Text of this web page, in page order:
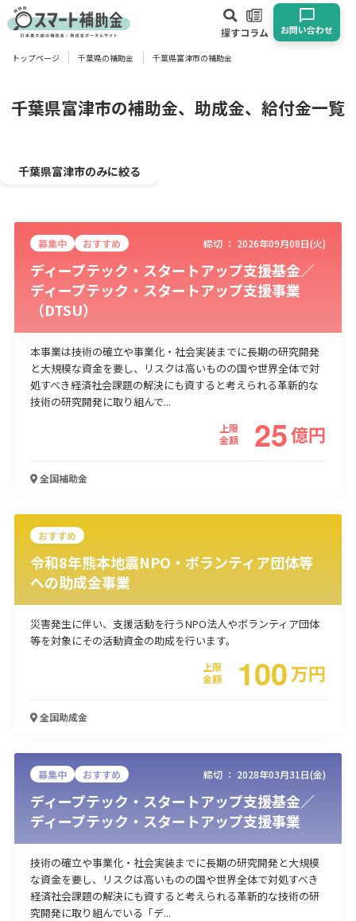
探すコラム お問い合わせ
対象
物流・運輸業 製造業 情報通信業 卸売･小売業
飲食業
建設･不動産業
宿泊･旅館業
その他
使い道
経営改善・経営強化 販路拡大
特許・知的財産
環境・省エネ
受付中のみ
トップページ 千葉県の補助金 千葉県富津市の補助金
千葉県富津市の補助金、助成金、給付金一覧
千葉県富津市のみに絞る
募集中 おすすめ 締切 ： 2026年09月08日(火)
ディープテック・スタートアップ支援基金／
ディープテック・スタートアップ支援事業
（DTSU）
本事業は技術の確立や事業化・社会実装までに長期の研究開発
と大規模な資金を要し、リスクは高いものの国や世界全体で対
処すべき経済社会課題の解決にも資すると考えられる革新的な
技術の研究開発に取り組んで...
上限
金額
25億円
全国補助金
おすすめ
令和8年熊本地震NPO・ボランティア団体等
への助成金事業
災害発生に伴い、支援活動を行うNPO法人やボランティア団体
等を対象にその活動資金の助成を行います。
上限
金額
100万円
全国助成金
募集中 おすすめ 締切 ： 2028年03月31日(金)
ディープテック・スタートアップ支援基金／
ディープテック・スタートアップ支援事業
技術の確立や事業化・社会実装までに長期の研究開発と大規模
な資金を要し、リスクは高いものの国や世界全体で対処すべき
経済社会課題の解決にも資すると考えられる革新的な技術の研
究開発に取り組んでいる「デ...